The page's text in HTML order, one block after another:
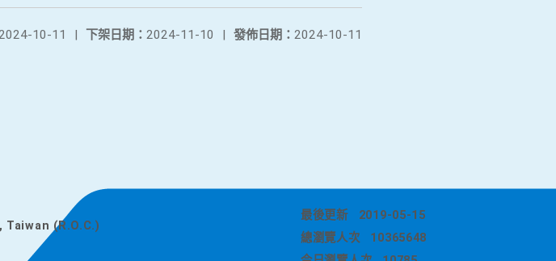
發佈日期： 2024-10-11
下架日期： 2024-11-10 |
10-11 |
(R.O.C.)
最後更新
2019-05-15
總瀏覽人次
10365648